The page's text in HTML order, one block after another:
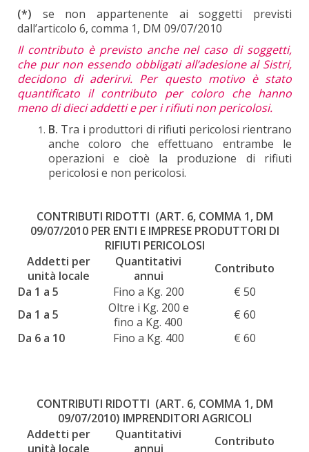
(*) se non appartenente ai soggetti previsti
dall’articolo 6, comma 1, DM 09/07/2010
Il contributo è previsto anche nel caso di soggetti,
che pur non essendo obbligati all’adesione al Sistri,
decidono di aderirvi. Per questo motivo è stato
quantificato il contributo per coloro che hanno
meno di dieci addetti e per i rifiuti non pericolosi.
B. Tra i produttori di rifiuti pericolosi rientrano
anche coloro che effettuano entrambe le
operazioni e cioè la produzione di rifiuti
pericolosi e non pericolosi.
CONTRIBUTI RIDOTTI (ART. 6, COMMA 1, DM
09/07/2010 PER ENTI E IMPRESE PRODUTTORI DI
RIFIUTI PERICOLOSI
Addetti per
unità locale
Quantitativi
annui
Contributo
Da 1 a 5
Fino a Kg. 200
€ 50
Da 1 a 5
Oltre i Kg. 200 e
fino a Kg. 400
€ 60
Da 6 a 10
Fino a Kg. 400 € 60
CONTRIBUTI RIDOTTI (ART. 6, COMMA 1, DM
09/07/2010) IMPRENDITORI AGRICOLI
Addetti per
unità locale
Quantitativi
annui
Contributo